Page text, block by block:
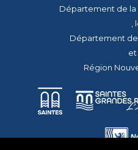
Département de
,
Département
et
Région